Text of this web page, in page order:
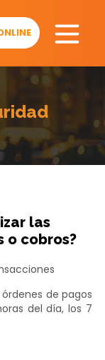
las
o cobros?
de pagos
del día, los 7